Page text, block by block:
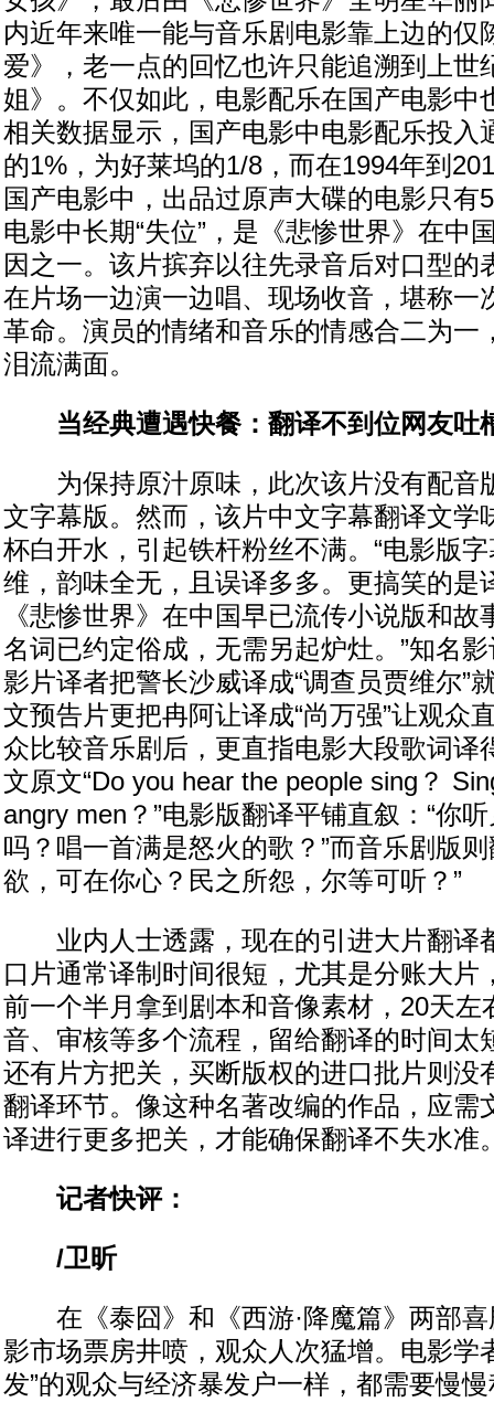
内近年来唯一能与音乐剧电影靠上边的仅
爱》，老一点的回忆也许只能追溯到上世
姐》。不仅如此，电影配乐在国产电影中
相关数据显示，国产电影中电影配乐投入
的1%，为好莱坞的1/8，而在1994年到
国产电影中，出品过原声大碟的电影只有
电影中长期“失位”，是《悲惨世界》在中
因之一。该片摈弃以往先录音后对口型的
在片场一边演一边唱、现场收音，堪称一
革命。演员的情绪和音乐的情感合二为一
泪流满面。
当经典遭遇快餐：翻译不到位网友吐
为保持原汁原味，此次该片没有配音
文字幕版。然而，该片中文字幕翻译文学
杯白开水，引起铁杆粉丝不满。“电影版
维，韵味全无，且误译多多。更搞笑的是
《悲惨世界》在中国早已流传小说版和故
名词已约定俗成，无需另起炉灶。”知名
影片译者把警长沙威译成“调查员贾维尔”
文预告片更把冉阿让译成“尚万强”让观众
众比较音乐剧后，更直指电影大段歌词译
文原文“Do you hear the people sing？
angry men？”电影版翻译平铺直叙：“你
吗？唱一首满是怒火的歌？”而音乐剧版
欲，可在你心？民之所怨，尔等可听？”
业内人士透露，现在的引进大片翻译都
口片通常译制时间很短，尤其是分账大片
前一个半月拿到剧本和音像素材，20天左
音、审核等多个流程，留给翻译的时间太
还有片方把关，买断版权的进口批片则没
翻译环节。像这种名著改编的作品，应需
译进行更多把关，才能确保翻译不失水准
记者快评：
/卫昕
在《泰囧》和《西游·降魔篇》两部喜
影市场票房井喷，观众人次猛增。电影学
发”的观众与经济暴发户一样，都需要慢